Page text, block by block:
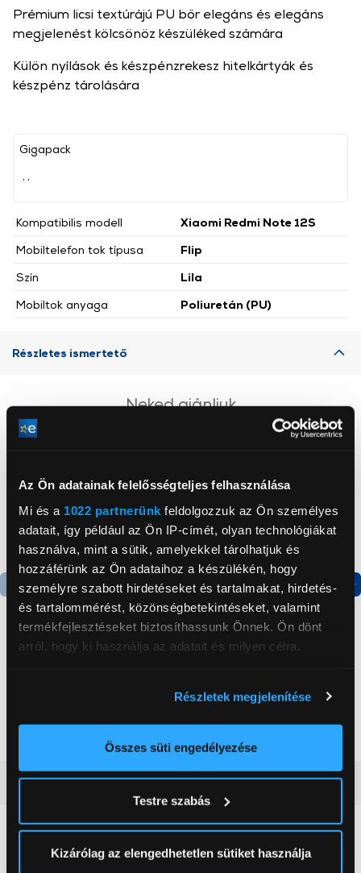
Az Ön adatainak felelősségteljes felhasználása
Mi és a 1022 partnerünk feldolgozzuk az Ön személyes
adatait, így például az Ön IP-címét, olyan technológiákat
használva, mint a sütik, amelyekkel tárolhatjuk és
hozzáférünk az Ön adataihoz a készülékén, hogy
személyre szabott hirdetéseket és tartalmakat, hirdetés-
és tartalommérést, közönségbetekintéseket, valamint
termékfejlesztéseket biztosíthassunk Önnek. Ön dönt
arról, hogy ki használja az adatait és milyen célra.
elhelyezkedéséről pár méteres pontossággal
Az Ön készülékén beazonosítása annak konkrét
módjairól és adja meg preferenciáit aRészletek
pontban. Bármikor módosíthatja vagy visszavonhatja a
Sütinyilatkozathoz való hozzájárulását.
Részletek megjelenítése
Összes süti engedélyezése
Testre szabás
Kizárólag az elengedhetetlen sütiket használja
Gigapack
Kompatibilis modell
Xiaomi Redmi Note 12S
Mobiltelefon tok típusa
Flip
Szín
Lila
Mobiltok anyaga
Poliuretán (PU)
Prémium licsi textúrájú PU bőr elegáns és elegáns
megjelenést kölcsönöz készüléked számára
Külön nyílások és készpénzrekesz hitelkártyák és
készpénz tárolására
Részletes ismertető
Neked ajánljuk
Termék adatlap Termék adatlap
kombinált hűtőszekrény
Vásárlói vélemények(0)
0